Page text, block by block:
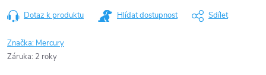
Dotaz k produktu Hlídat dostupnost Sdílet
Značka: Mercury
Záruka: 2 roky